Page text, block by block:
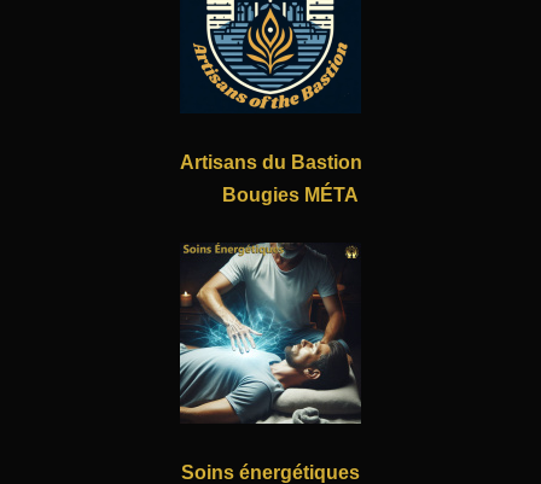
Artisans du Bastion
Bougies MÉTA
Soins énergétiques